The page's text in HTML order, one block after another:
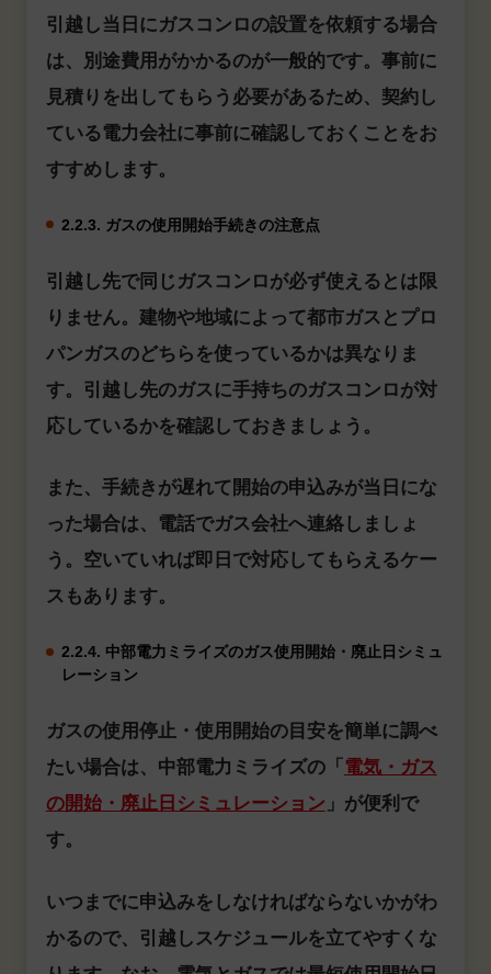
引越し当日にガスコンロの設置を依頼する場合
は、別途費用がかかるのが一般的です。事前に
見積りを出してもらう必要があるため、契約し
ている電力会社に事前に確認しておくことをお
すすめします。
2.2.3. ガスの使用開始手続きの注意点
引越し先で同じガスコンロが必ず使えるとは限
りません。建物や地域によって都市ガスとプロ
パンガスのどちらを使っているかは異なりま
す。引越し先のガスに手持ちのガスコンロが対
応しているかを確認しておきましょう。
また、手続きが遅れて開始の申込みが当日にな
った場合は、電話でガス会社へ連絡しましょ
う。空いていれば即日で対応してもらえるケー
スもあります。
2.2.4. 中部電力ミライズのガス使用開始・廃止日シミュ
レーション
ガスの使用停止・使用開始の目安を簡単に調べ
たい場合は、中部電力ミライズの「 電気・ガス
の開始・廃止日シミュレーション 」が便利で
す。
いつまでに申込みをしなければならないかがわ
かるので、引越しスケジュールを立てやすくな